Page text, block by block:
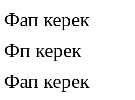
Фап керек
Фп керек
Фап керек